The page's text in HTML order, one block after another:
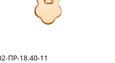
ПР-18.40-11